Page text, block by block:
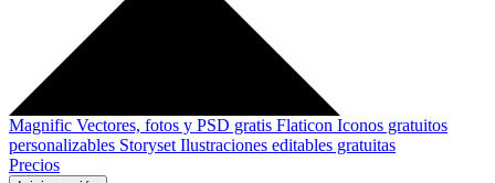
Magnific Vectores, fotos y PSD gratis Flaticon Iconos gratuitos
personalizables Storyset Ilustraciones editables gratuitas
Precios